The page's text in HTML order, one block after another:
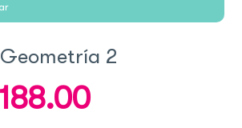
2
Current
price